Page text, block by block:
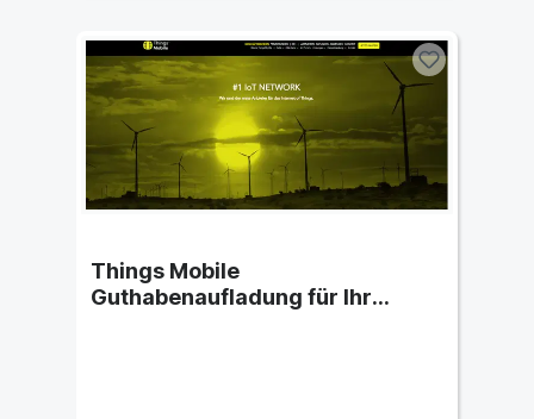
Things Mobile
Guthabenaufladung für Ihr